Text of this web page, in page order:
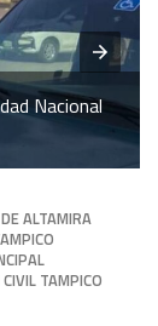
Nacional
ALTAMIRA
TAMPICO